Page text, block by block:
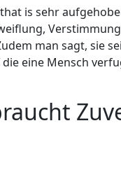
is sehr
man sagt, sie
eine Mensch